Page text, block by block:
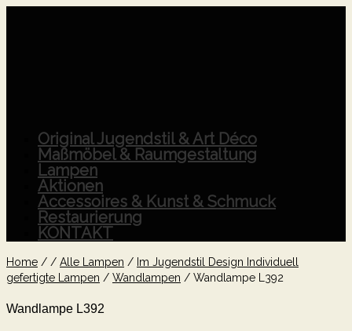
Original Jugendstil & Art Déco
Maßmöbel & Raumgestaltung
Lampen
Aktionen
Accessoires & Kunst & Schmuck
Restaurierung
KONTAKT
Home / / Alle Lampen / Im Jugendstil Design Individuell
gefertigte Lampen / Wandlampen / Wandlampe L392
Wandlampe L392